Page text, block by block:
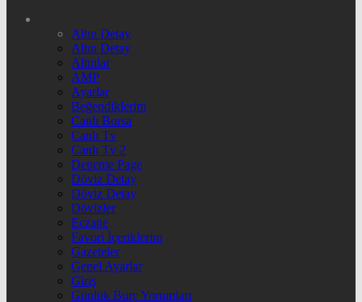
Altın Detay
Altın Detay
Altınlar
AMP
Ayarlar
Beğendiklerim
Canlı Borsa
Canlı Tv
Canlı Tv 2
Deneme Page
Döviz Detay
Döviz Detay
Dövizler
Eczane
Favori İçeriklerim
Gazeteler
Genel Ayarlar
Giriş
Günlük Burç Yorumları